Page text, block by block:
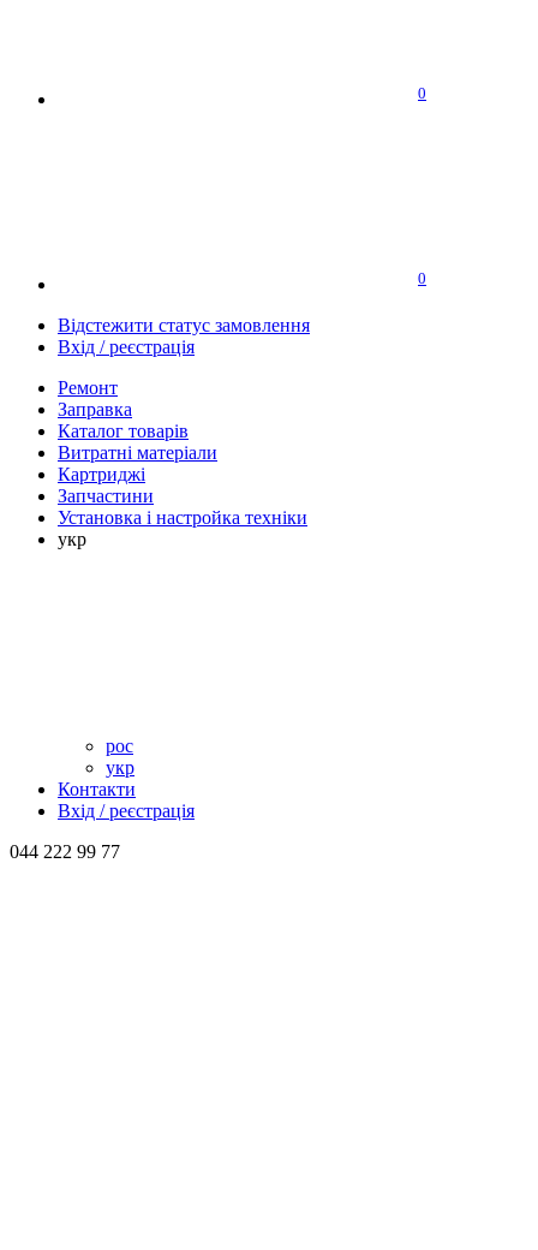
0
0
Відстежити статус замовлення
Вхід / реєстрація
Ремонт
Заправка
Каталог товарів
Витратні матеріали
Картриджі
Запчастини
Установка і настройка техніки
укр
рос
укр
Контакти
Вхід / реєстрація
044 222 99 77